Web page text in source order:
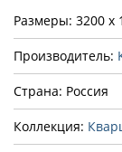
Размеры: 3200 x
Производитель:
Страна: Россия
Коллекция: